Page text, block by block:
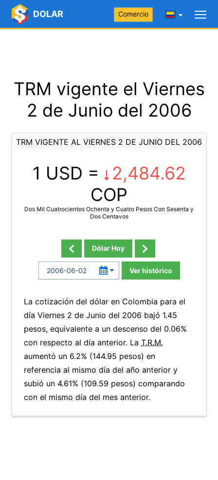
DOLAR Comercio
TRM vigente el Viernes
2 de Junio del 2006
TRM VIGENTE AL VIERNES 2 DE JUNIO DEL 2006
1 USD =
2,484.62
COP
Dos Mil Cuatrocientos Ochenta y Cuatro Pesos Con Sesenta y
Dos Centavos
Dólar Hoy
Ver histórico
La cotización del dólar en Colombia para el
día Viernes 2 de Junio del 2006 bajó 1.45
pesos, equivalente a un descenso del 0.06%
con respecto al día anterior. La T.R.M.
aumentó un 6.2% (144.95 pesos) en
referencia al mismo día del año anterior y
subió un 4.61% (109.59 pesos) comparando
con el mismo día del mes anterior.